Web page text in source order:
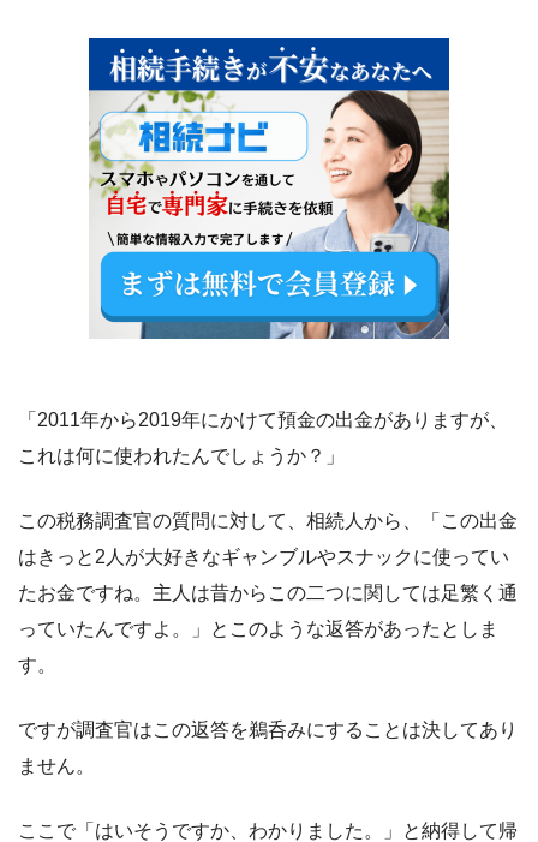
「2011年から2019年にかけて預金の出金がありますが、
これは何に使われたんでしょうか？」
この税務調査官の質問に対して、相続人から、「この出金
はきっと2人が大好きなギャンブルやスナックに使ってい
たお金ですね。主人は昔からこの二つに関しては足繁く通
っていたんですよ。」とこのような返答があったとしま
す。
ですが調査官はこの返答を鵜呑みにすることは決してあり
ません。
ここで「はいそうですか、わかりました。」と納得して帰